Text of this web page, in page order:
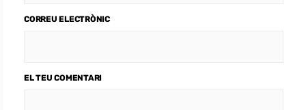
CORREU ELECTRÒNIC
EL TEU COMENTARI